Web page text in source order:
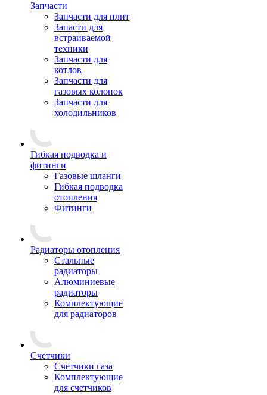
Запчасти
Запчасти для плит
Запасти для
встраиваемой
техники
Запчасти для
котлов
Запчасти для
газовых колонок
Запчасти для
холодильников
Гибкая подводка и
фитинги
Газовые шланги
Гибкая подводка
отопления
Фитинги
Радиаторы отопления
Стальные
радиаторы
Алюминиевые
радиаторы
Комплектующие
для радиаторов
Счетчики
Счетчики газа
Комплектующие
для счетчиков